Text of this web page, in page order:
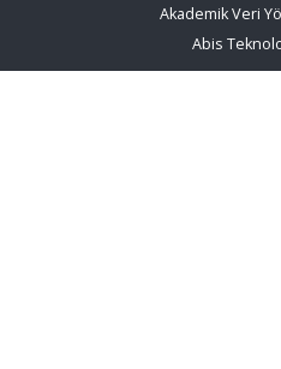
Akademik Veri
Abis